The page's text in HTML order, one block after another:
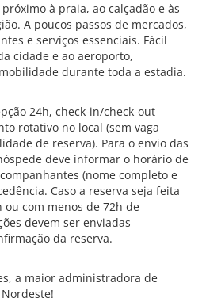
à praia, ao calçadão e às
A poucos passos de mercados,
e serviços essenciais. Fácil
cidade e ao aeroporto,
durante toda a estadia.
24h, check-in/check-out
rotativo no local (sem vaga
de reserva). Para o envio das
deve informar o horário de
(nome completo e
Caso a reserva seja feita
com menos de 72h de
devem ser enviadas
da reserva.
a maior administradora de